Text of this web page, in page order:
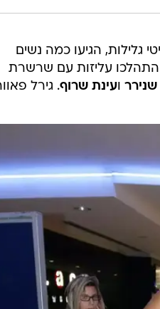
גלילות, הגיעו כמה נשים
עליזות עם שרשרת
ועינת שרוף. גירל